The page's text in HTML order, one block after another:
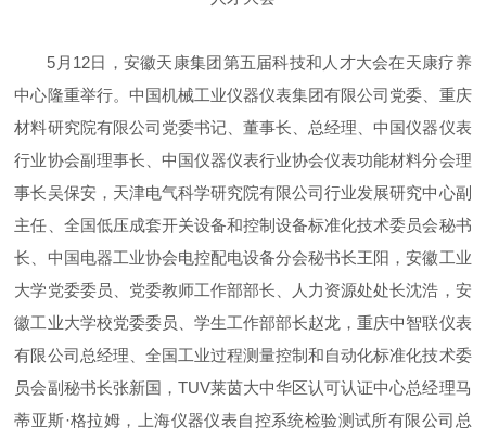
5月12日，安徽天康集团第五届科技和人才大会在天康疗养
中心隆重举行。中国机械工业仪器仪表集团有限公司党委、重庆
材料研究院有限公司党委书记、董事长、总经理、中国仪器仪表
行业协会副理事长、中国仪器仪表行业协会仪表功能材料分会理
事长吴保安，天津电气科学研究院有限公司行业发展研究中心副
主任、全国低压成套开关设备和控制设备标准化技术委员会秘书
长、中国电器工业协会电控配电设备分会秘书长王阳，安徽工业
大学党委委员、党委教师工作部部长、人力资源处处长沈浩，安
徽工业大学校党委委员、学生工作部部长赵龙，重庆中智联仪表
有限公司总经理、全国工业过程测量控制和自动化标准化技术委
员会副秘书长张新国，TUV莱茵大中华区认可认证中心总经理马
蒂亚斯·格拉姆，上海仪器仪表自控系统检验测试所有限公司总